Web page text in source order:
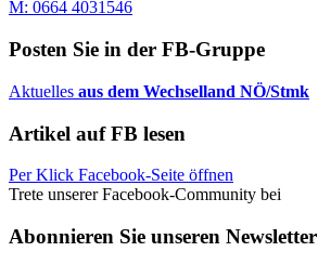
M: 0664 4031546
Posten Sie in der FB-Gruppe
Aktuelles aus dem Wechselland NÖ/Stmk
Artikel auf FB lesen
Per Klick Facebook-Seite öffnen
Trete unserer Facebook-Community bei
Abonnieren Sie unseren Newsletter